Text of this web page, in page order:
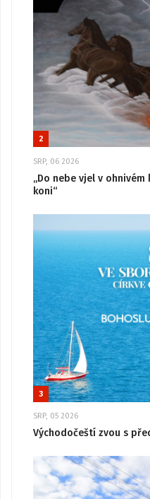
2
SRP, 06 2026
„Do nebe vjel v
koni“
3
SRP, 05 2026
Východočeští zvou s